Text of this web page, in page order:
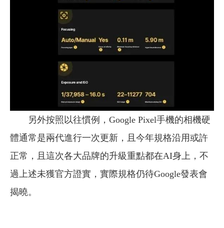
另外按照以往慣例，Google Pixel手機的相機硬
體通常是兩代進行一次更新，且今年規格沿用或許
正常，且這次各大品牌的升級重點都在AI身上，不
過上述未獲官方證實，實際規格仍待Google發表會
揭曉。